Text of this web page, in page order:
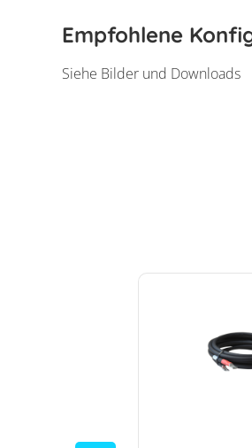
Empfohlene
Siehe Bilder und Downloads